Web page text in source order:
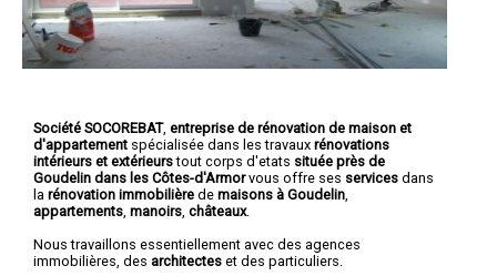
Société SOCOREBAT, entreprise de rénovation de maison et
d'appartement spécialisée dans les travaux rénovations
intérieurs et extérieurstout corps d'etats située près de
Goudelin dans les Côtes-d'Armorvous offre ses services dans
la rénovation immobilière de maisons à Goudelin
appartements manoirs châteaux.
Nous travaillons essentiellement avec des agences
immobilières, des architectes et des particuliers.